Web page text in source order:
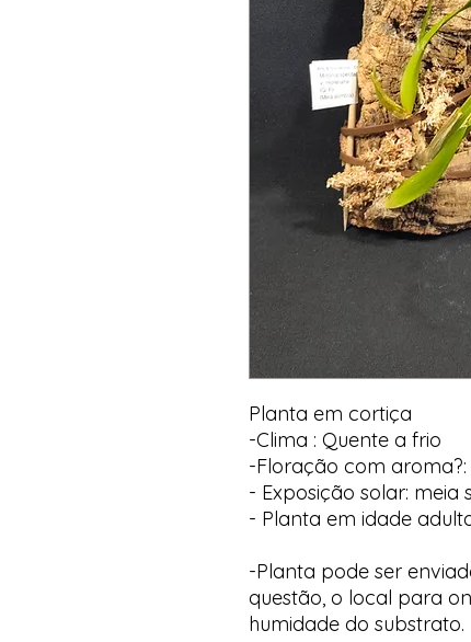
Planta em cortiça
-Clima : Quente a frio
-Floração com aroma?:
- Exposição solar: meia
- Planta em idade
-Planta pode ser
questão, o local para
humidade do substrato.